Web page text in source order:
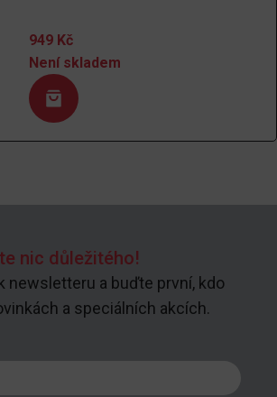
949 Kč
Není skladem
nic důležitého!
newsletteru a buďte první, kdo
a speciálních akcích.